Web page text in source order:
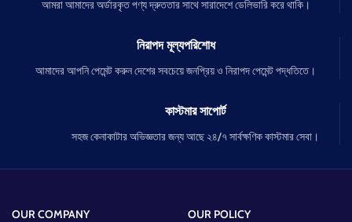
আমরা আমাদের অর্ডারকৃত পণ্য দ্রুততার সাথে সারাদেশে ডেলিভারি করে থাকি।
নিরাপদ মূল্যপরিশোধ
আমাদের আপনি পেমেন্ট করুন দেশের সবচেয়ে জনপ্রিয় ও নিরাপদ পেমেন্ট পদ্ধতিতে।
কাস্টমার সাপোর্ট
সহজ কেনাকাটার অভিজ্ঞতার জন্য আছে ২৪/৭ সার্বক্ষণিক কাস্টমার সেবা।
OUR COMPANY
OUR POLICY